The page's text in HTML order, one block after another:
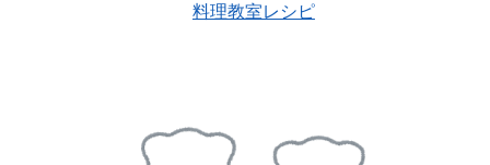
料理教室レシピ